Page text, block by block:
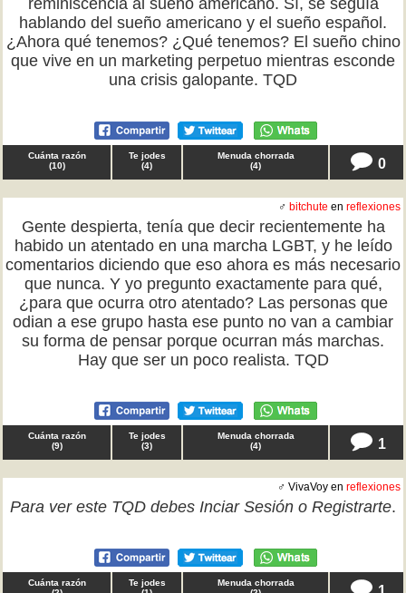
reminiscencia al sueño americano. Sí, se seguía
hablando del sueño americano y el sueño español.
¿Ahora qué tenemos? ¿Qué tenemos? El sueño chino
que vive en un marketing perpetuo mientras esconde
una crisis galopante. TQD
Cuánta razón
(10)
Te jodes
(4)
Menuda chorrada
(4) 0
♂ bitchute en reflexiones
Gente despierta, tenía que decir recientemente ha
habido un atentado en una marcha LGBT, y he leído
comentarios diciendo que eso ahora es más necesario
que nunca. Y yo pregunto exactamente para qué,
¿para que ocurra otro atentado? Las personas que
odian a ese grupo hasta ese punto no van a cambiar
su forma de pensar porque ocurran más marchas.
Hay que ser un poco realista. TQD
Cuánta razón
(9)
Te jodes
(3)
Menuda chorrada
(4) 1
♂ VivaVoy en reflexiones
Para ver este TQD debes Inciar Sesión o Registrarte.
Cuánta razón
Te jodes
Menuda chorrada